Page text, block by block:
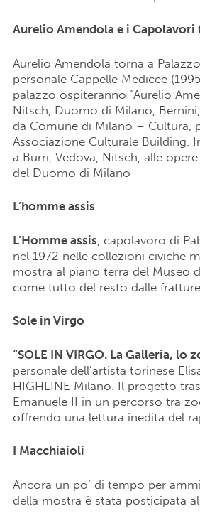
Aurelio Amendola e i
Aurelio Amendola torna a
personale Cappelle Medicee
palazzo ospiteranno “Aurelio
Nitsch, Duomo di Milano,
da Comune di Milano – Cultura,
Associazione Culturale Building.
a Burri, Vedova, Nitsch, alle
del Duomo di Milano
L’homme assis
L’Homme assis , capolavoro di
nel 1972 nelle collezioni civiche
mostra al piano terra del Museo
come tutto del resto dalle
Sole in Virgo
“SOLE IN VIRGO. La Galleria, lo
personale dell’artista torinese
HIGHLINE Milano. Il progetto
Emanuele II in un percorso tra
offrendo una lettura inedita del
I Macchiaioli
Ancora un po’ di tempo per
della mostra è stata posticipata al